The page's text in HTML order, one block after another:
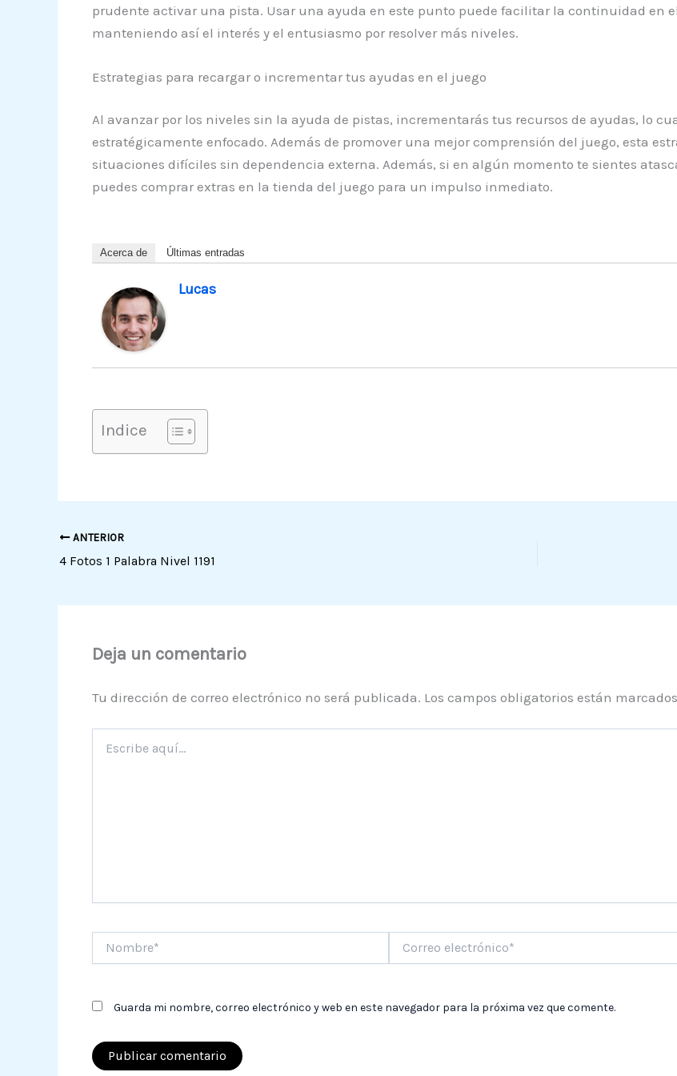
prudente activar una pista. Usar una ayuda en este punto puede facilitar la continuidad en
manteniendo así el interés y el entusiasmo por resolver más niveles.
Estrategias para recargar o incrementar tus ayudas en el juego
Al avanzar por los niveles sin la ayuda de pistas, incrementarás tus recursos de ayudas, lo
estratégicamente enfocado. Además de promover una mejor comprensión del juego, esta
situaciones difíciles sin dependencia externa. Además, si en algún momento te sientes
puedes comprar extras en la tienda del juego para un impulso inmediato.
Acerca de Últimas entradas
Lucas
Indice
ANTERIOR
4 Fotos 1 Palabra Nivel 1191
Deja un comentario
Tu dirección de correo electrónico no será publicada. Los campos obligatorios están
aquí...
electrónico*
Guarda mi nombre, correo electrónico y web en este navegador para la próxima vez que comente.